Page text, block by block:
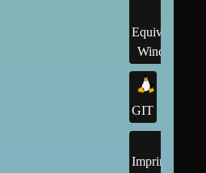
Equivalents
Windows
GIT
Imprimantes,